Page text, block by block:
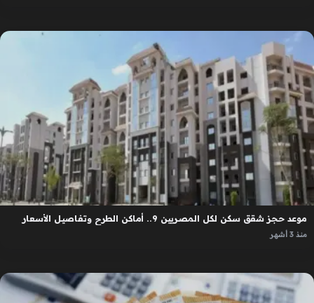
موعد حجز شقق سكن لكل المصريين 9.. أماكن الطرح وتفاصيل الأسعار
منذ 3 أشهر